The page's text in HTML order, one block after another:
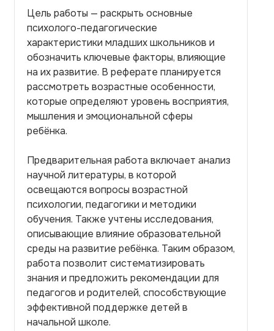
Цель работы — раскрыть основные
психолого-педагогические
характеристики младших школьников и
обозначить ключевые факторы, влияющие
на их развитие. В реферате планируется
рассмотреть возрастные особенности,
которые определяют уровень восприятия,
мышления и эмоциональной сферы
ребёнка.
Предварительная работа включает анализ
научной литературы, в которой
освещаются вопросы возрастной
психологии, педагогики и методики
обучения. Также учтены исследования,
описывающие влияние образовательной
среды на развитие ребёнка. Таким образом,
работа позволит систематизировать
знания и предложить рекомендации для
педагогов и родителей, способствующие
эффективной поддержке детей в
начальной школе.